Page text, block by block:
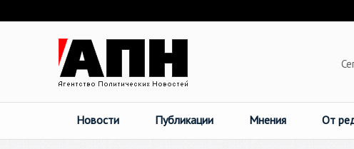
Новости Публикации Мнения От